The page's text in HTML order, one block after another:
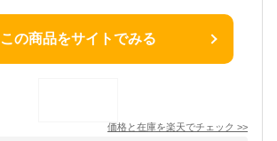
この商品をサイトでみる
価格と在庫を楽天でチェック >>